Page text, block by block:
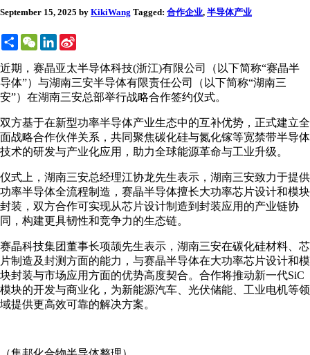
September 15, 2025 by KikiWang Tagged: 合作企业, 半导体产业
ShareWeChatLinkedIn
近期，赛晶亚太半导体科技(浙江)有限公司（以下简称“赛晶半
导体”）与湖南三安半导体有限责任公司（以下简称“湖南三
安”）在湖南三安总部举行战略合作签约仪式。
双方基于在新型功率半导体产业生态中的互补优势，正式建立全
面战略合作伙伴关系，共同聚焦碳化硅与氮化镓等宽禁带半导体
技术的研发与产业化应用，助力全球能源革命与工业升级。
仪式上，湖南三安总经理江协龙先生表示，湖南三安致力于提供
功率半导体全流程制造，赛晶半导体擅长大功率芯片设计和模块
封装，双方合作可实现从芯片设计制造到封装应用的产业链协
同，构建更具韧性和竞争力的生态链。
赛晶科技集团董事长项颉先生表示，湖南三安在碳化硅材料、芯
片制造及封测方面的能力，与赛晶半导体在大功率芯片设计和模
块封装与市场应用方面的优势高度契合。合作将推动新一代SiC
模块的开发与商业化，为新能源汽车、光伏储能、工业电机等领
域提供更高效可靠的解决方案。